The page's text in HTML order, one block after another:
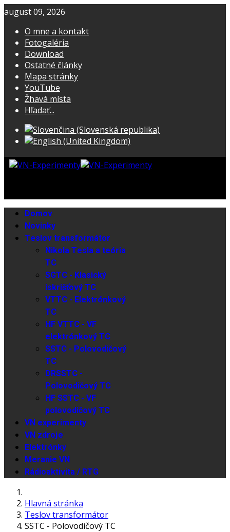
august 09, 2026
O mne a kontakt
Fotogaléria
Download
Ostatné články
Mapa stránky
YouTube
Žhavá místa
Hľadať...
Domov
Novinky
Teslov transformátor
Nikola Tesla a teória
TC
SGTC - Klasický
iskrišťový TC
VTTC - Elektrónkový
TC
HF VTTC - VF
elektrónkový TC
SSTC - Polovodičový
TC
DRSSTC -
Polovodičový TC
HF SSTC - VF
polovodičový TC
VN experimenty
VN zdroje
Elektrónky
Meranie VN
Rádioaktivita / RTG
Hlavná stránka
Teslov transformátor
SSTC - Polovodičový TC